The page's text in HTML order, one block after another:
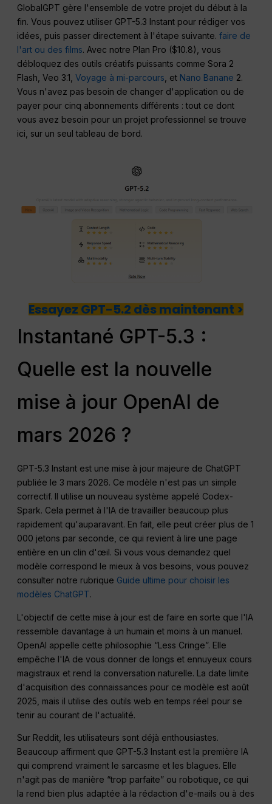
GlobalGPT gère l'ensemble de votre projet du début à la
fin. Vous pouvez utiliser GPT-5.3 Instant pour rédiger vos
idées, puis passer directement à l'étape suivante.faire de
l'art ou des films. Avec notre Plan Pro ($10.8), vous
débloquez des outils créatifs puissants comme Sora 2
Flash, Veo 3.1,Voyage à mi-parcours , et Nano Banane 2.
Vous n'avez pas besoin de changer d'application ou de
payer pour cinq abonnements différents : tout ce dont
vous avez besoin pour un projet professionnel se trouve
ici, sur un seul tableau de bord.
Essayez GPT-5.2 dès maintenant >
Instantané GPT-5.3 :
Quelle est la nouvelle
mise à jour OpenAI de
mars 2026 ?
GPT-5.3 Instant est une mise à jour majeure de ChatGPT
publiée le 3 mars 2026. Ce modèle n'est pas un simple
correctif. Il utilise un nouveau système appelé Codex-
Spark. Cela permet à l'IA de travailler beaucoup plus
rapidement qu'auparavant. En fait, elle peut créer plus de 1
000 jetons par seconde, ce qui revient à lire une page
entière en un clin d'œil. Si vous vous demandez quel
modèle correspond le mieux à vos besoins, vous pouvez
consulter notre rubrique Guide ultime pour choisir les
modèles ChatGPT.
L'objectif de cette mise à jour est de faire en sorte que l'IA
ressemble davantage à un humain et moins à un manuel.
OpenAI appelle cette philosophie “Less Cringe”. Elle
empêche l'IA de vous donner de longs et ennuyeux cours
magistraux et rend la conversation naturelle. La date limite
d'acquisition des connaissances pour ce modèle est août
2025, mais il utilise des outils web en temps réel pour se
tenir au courant de l'actualité.
Sur Reddit, les utilisateurs sont déjà enthousiastes.
Beaucoup affirment que GPT-5.3 Instant est la première IA
qui comprend vraiment le sarcasme et les blagues. Elle
n'agit pas de manière “trop parfaite” ou robotique, ce qui
la rend bien plus adaptée à la rédaction d'e-mails ou à des